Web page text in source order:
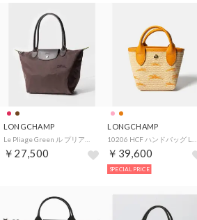
LONGCHAMP
￥27,500
LONGCHAMP
￥39,600
SPECIAL PRICE